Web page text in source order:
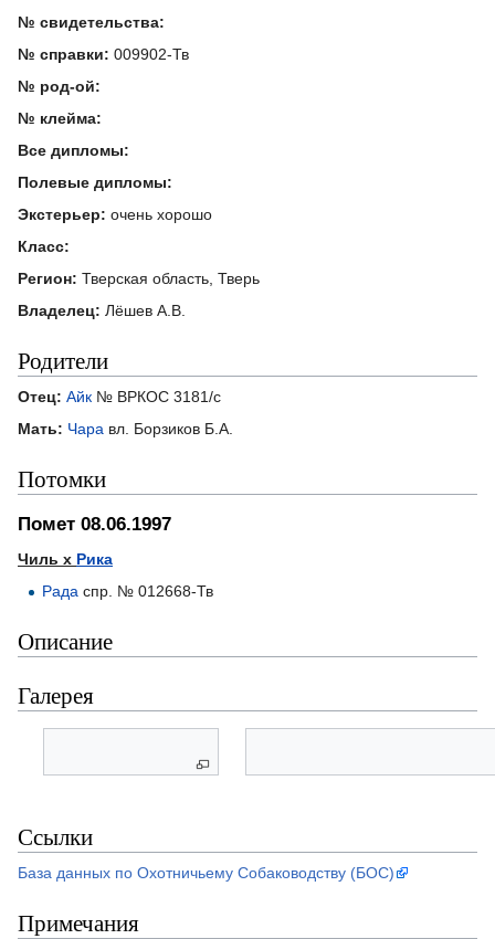
№ свидетельства:
№ справки: 009902-Тв
№ род-ой:
№ клейма:
Все дипломы:
Полевые дипломы:
Экстерьер: очень хорошо
Класс:
Регион: Тверская область, Тверь
Владелец: Лёшев А.В.
Родители
Отец: Айк № ВРКОС 3181/с
Мать: Чара вл. Борзиков Б.А.
Потомки
Помет 08.06.1997
Чиль х Рика
Рада спр. № 012668-Тв
Описание
Галерея
Ссылки
База данных по Охотничьему Собаководству (БОС)
Примечания